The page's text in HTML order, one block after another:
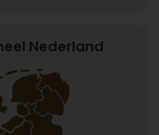
Nederland